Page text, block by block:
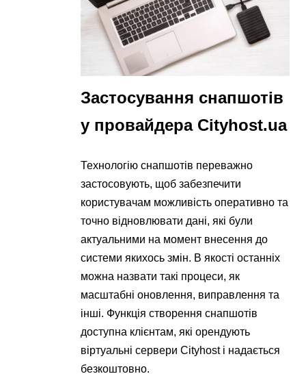
Застосування снапшотів
у провайдера Cityhost.ua
Технологію снапшотів переважно
застосовують, щоб забезпечити
користувачам можливість оперативно та
точно відновлювати дані, які були
актуальними на момент внесення до
системи якихось змін. В якості останніх
можна назвати такі процеси, як
масштабні оновлення, виправлення та
інші. Функція створення снапшотів
доступна клієнтам, які орендують
віртуальні сервери Cityhost і надається
безкоштовно.